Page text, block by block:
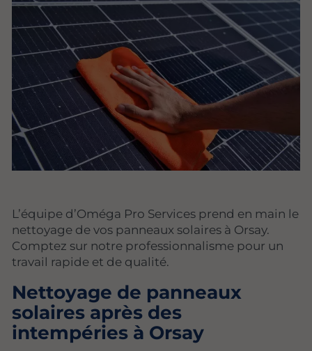
L’équipe d’Oméga Pro Services prend en main le
nettoyage de vos panneaux solaires à Orsay.
Comptez sur notre professionnalisme pour un
travail rapide et de qualité.
Nettoyage de panneaux
solaires après des
intempéries à Orsay